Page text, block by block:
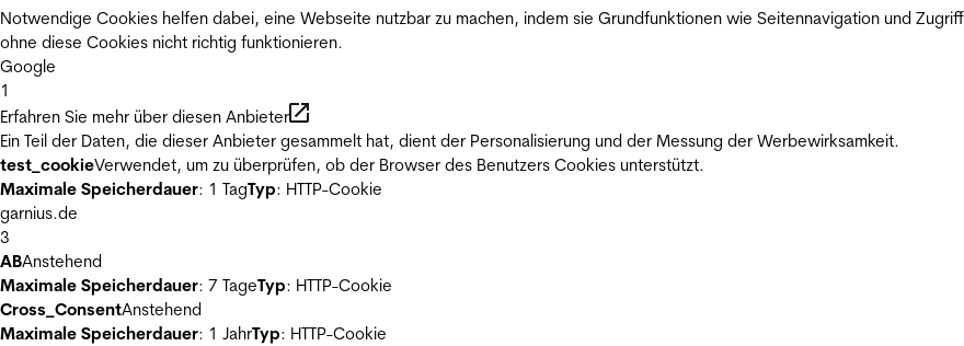
Notwendige Cookies helfen dabei, eine Webseite nutzbar zu machen, indem sie Grundfunktionen wie Seitennavigation und
ohne diese Cookies nicht richtig funktionieren.
Google
1
Erfahren Sie mehr über diesen Anbieter
Ein Teil der Daten, die dieser Anbieter gesammelt hat, dient der Personalisierung und der Messung der Werbewirksamkeit.
test_cookieVerwendet, um zu überprüfen, ob der Browser des Benutzers Cookies unterstützt.
Maximale Speicherdauer: 1 TagTyp: HTTP-Cookie
garnius.de
3
ABAnstehend
Maximale Speicherdauer: 7 TageTyp: HTTP-Cookie
Cross_ConsentAnstehend
Maximale Speicherdauer: 1 JahrTyp: HTTP-Cookie